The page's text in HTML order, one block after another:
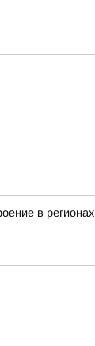
в регионах